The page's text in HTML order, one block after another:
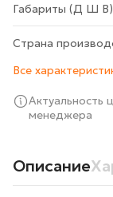
Габариты (Д Ш
Страна
Все
Актуальность
менеджера
Описание